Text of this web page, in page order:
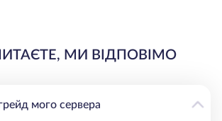
МИ ВІДПОВІМО
мого сервера